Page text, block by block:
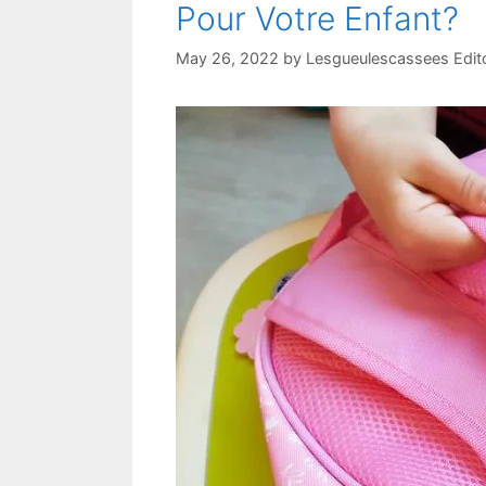
Pour Votre Enfant?
May 26, 2022 by Lesgueulescassees